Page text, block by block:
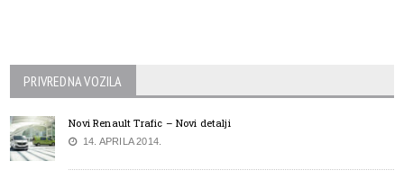
PRIVREDNA VOZILA
Novi Renault Trafic – Novi detalji
14. APRILA 2014.